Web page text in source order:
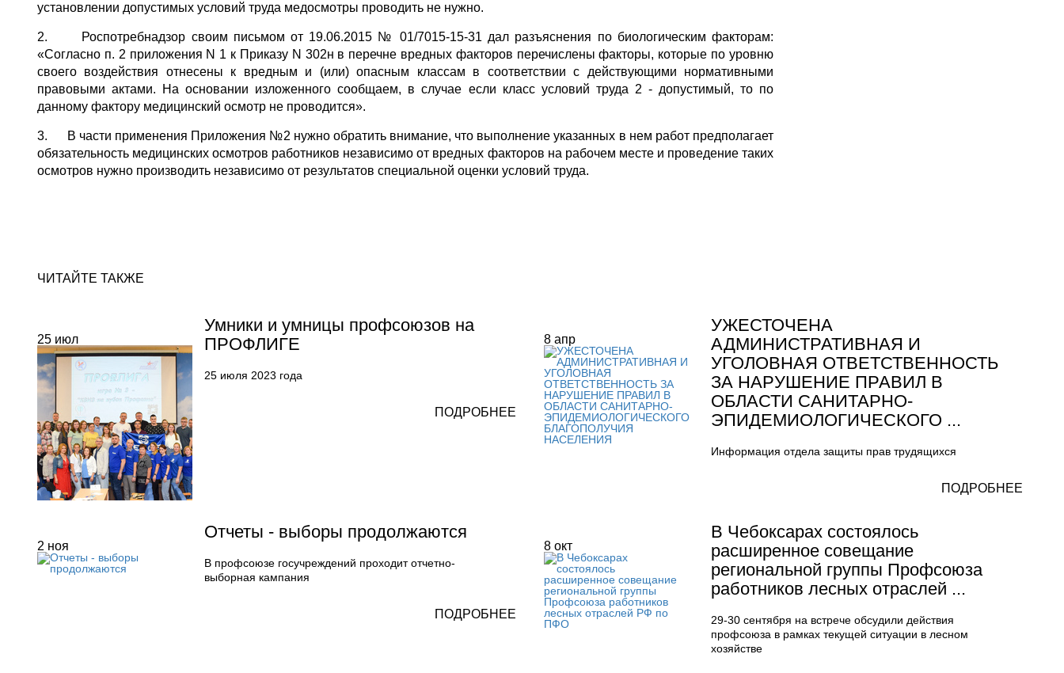
установлении допустимых условий труда медосмотры проводить не нужно.
2. Роспотребнадзор своим письмом от 19.06.2015 № 01/7015-15-31 дал разъяснения по биологическим факторам:
«Согласно п. 2 приложения N 1 к Приказу N 302н в перечне вредных факторов перечислены факторы, которые по уровню
своего воздействия отнесены к вредным и (или) опасным классам в соответствии с действующими нормативными
правовыми актами. На основании изложенного сообщаем, в случае если класс условий труда 2 - допустимый, то по
данному фактору медицинский осмотр не проводится».
3. В части применения Приложения №2 нужно обратить внимание, что выполнение указанных в нем работ предполагает
обязательность медицинских осмотров работников независимо от вредных факторов на рабочем месте и проведение таких
осмотров нужно производить независимо от результатов специальной оценки условий труда.
ЧИТАЙТЕ ТАКЖЕ
25 июл
Умники и умницы профсоюзов на
ПРОФЛИГЕ
25 июля 2023 года
ПОДРОБНЕЕ
8 апр
УЖЕСТОЧЕНА
АДМИНИСТРАТИВНАЯ И
УГОЛОВНАЯ ОТВЕТСТВЕННОСТЬ
ЗА НАРУШЕНИЕ ПРАВИЛ В
ОБЛАСТИ САНИТАРНО-
ЭПИДЕМИОЛОГИЧЕСКОГО ...
Информация отдела защиты прав трудящихся
ПОДРОБНЕЕ
2 ноя
Отчеты - выборы продолжаются
В профсоюзе госучреждений проходит отчетно-
выборная кампания
ПОДРОБНЕЕ
8 окт
В Чебоксарах состоялось
расширенное совещание
региональной группы Профсоюза
работников лесных отраслей ...
29-30 сентября на встрече обсудили действия
профсоюза в рамках текущей ситуации в лесном
хозяйстве